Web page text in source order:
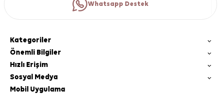
Whatsapp Destek
Kategoriler
Önemli Bilgiler
Hızlı Erişim
Sosyal Medya
Mobil Uygulama